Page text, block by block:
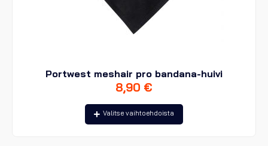
Portwest meshair pro bandana-huivi
8,90 €
Valitse vaihtoehdoista
Tällä
tuotteella